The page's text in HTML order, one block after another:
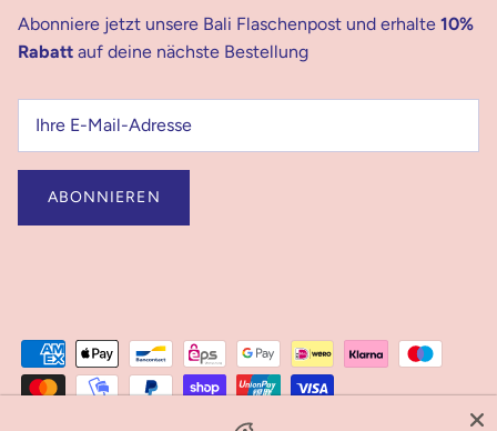
Abonniere jetzt unsere Bali Flaschenpost und erhalte 10%
Rabatt auf deine nächste Bestellung
ABONNIEREN